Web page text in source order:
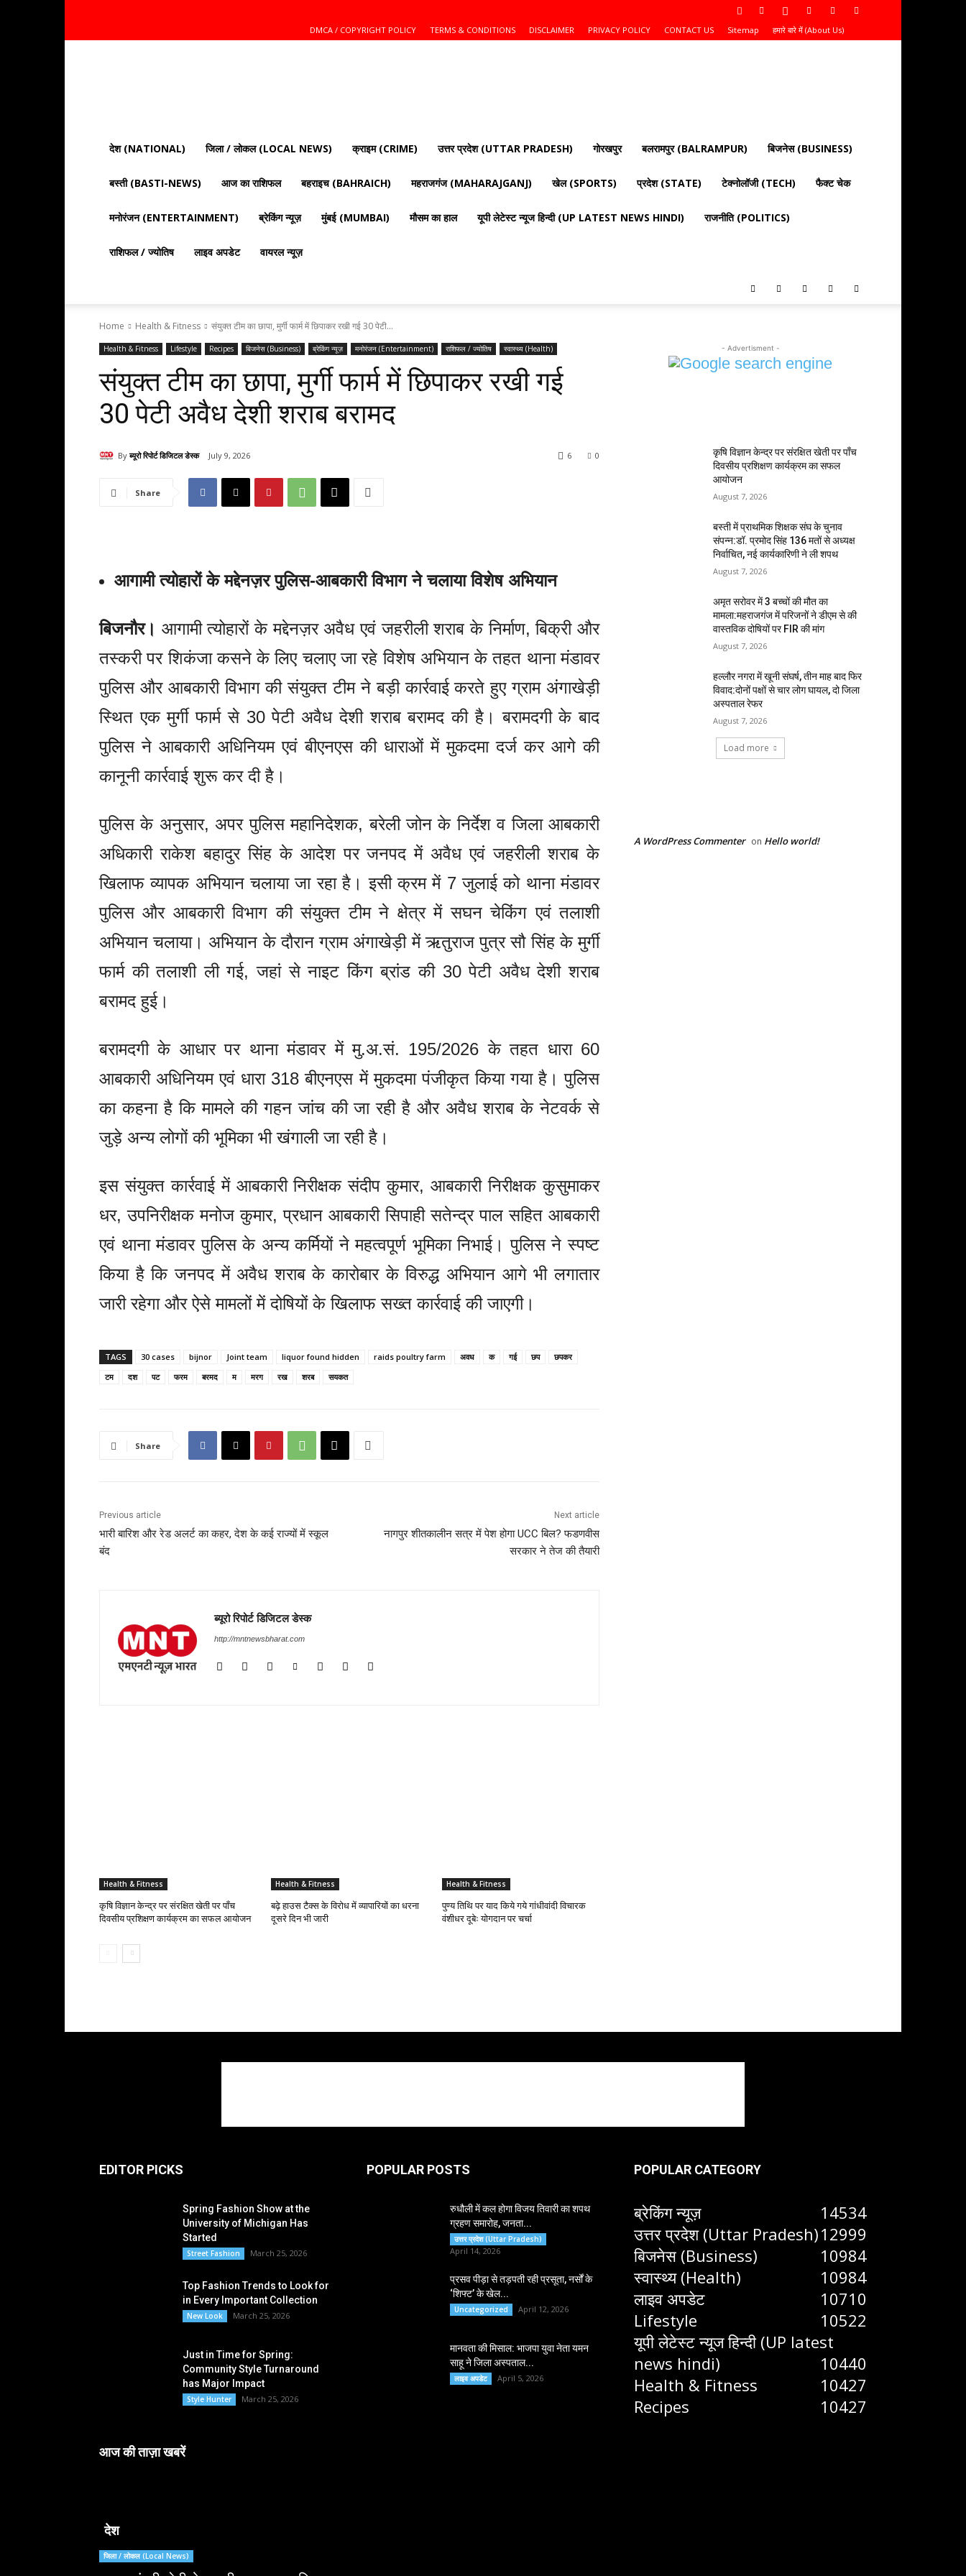
DMCA / COPYRIGHT POLICY TERMS & CONDITIONS DISCLAIMER PRIVACY POLICY CONTACT US Sitemap हमारे बारे में (About Us)
की
ताज़ा
राजनीति,
और
दुनिया
की
देश (NATIONAL) जिला / लोकल (LOCAL NEWS) क्राइम (CRIME) उत्तर प्रदेश (UTTAR PRADESH) गोरखपुर बलरामपुर (BALRAMPUR) बिजनेस (BUSINESS)
बस्ती (BASTI-NEWS) आज का राशिफल बहराइच (BAHRAICH) महराजगंज (MAHARAJGANJ) खेल (SPORTS) प्रदेश (STATE) टेक्नोलॉजी (TECH) फैक्ट चेक
मनोरंजन (ENTERTAINMENT) ब्रेकिंग न्यूज़ मुंबई (MUMBAI) मौसम का हाल यूपी लेटेस्ट न्यूज हिन्दी (UP LATEST NEWS HINDI) राजनीति (POLITICS)
राशिफल / ज्योतिष लाइव अपडेट वायरल न्यूज़
Home Health & Fitness संयुक्त टीम का छापा, मुर्गी फार्म में छिपाकर रखी गई 30 पेटी...
Health & Fitness Lifestyle Recipes बिजनेस (Business) ब्रेकिंग न्यूज़ मनोरंजन (Entertainment) राशिफल / ज्योतिष स्वास्थ्य (Health)
संयुक्त टीम का छापा, मुर्गी फार्म में छिपाकर रखी गई
30 पेटी अवैध देशी शराब बरामद
By ब्यूरो रिपोर्ट डिजिटल डेस्क July 9, 2026 0
6
Share
आगामी त्योहारों के मद्देनज़र पुलिस-आबकारी विभाग ने चलाया विशेष अभियान
बिजनौर। आगामी त्योहारों के मद्देनज़र अवैध एवं जहरीली शराब के निर्माण, बिक्री और
तस्करी पर शिकंजा कसने के लिए चलाए जा रहे विशेष अभियान के तहत थाना मंडावर
पुलिस और आबकारी विभाग की संयुक्त टीम ने बड़ी कार्रवाई करते हुए ग्राम अंगाखेड़ी
स्थित एक मुर्गी फार्म से 30 पेटी अवैध देशी शराब बरामद की है। बरामदगी के बाद
पुलिस ने आबकारी अधिनियम एवं बीएनएस की धाराओं में मुकदमा दर्ज कर आगे की
कानूनी कार्रवाई शुरू कर दी है।
पुलिस के अनुसार, अपर पुलिस महानिदेशक, बरेली जोन के निर्देश व जिला आबकारी
अधिकारी राकेश बहादुर सिंह के आदेश पर जनपद में अवैध एवं जहरीली शराब के
खिलाफ व्यापक अभियान चलाया जा रहा है। इसी क्रम में 7 जुलाई को थाना मंडावर
पुलिस और आबकारी विभाग की संयुक्त टीम ने क्षेत्र में सघन चेकिंग एवं तलाशी
अभियान चलाया। अभियान के दौरान ग्राम अंगाखेड़ी में ऋतुराज पुत्र सौ सिंह के मुर्गी
फार्म की तलाशी ली गई, जहां से नाइट किंग ब्रांड की 30 पेटी अवैध देशी शराब
बरामद हुई।
बरामदगी के आधार पर थाना मंडावर में मु.अ.सं. 195/2026 के तहत धारा 60
आबकारी अधिनियम एवं धारा 318 बीएनएस में मुकदमा पंजीकृत किया गया है। पुलिस
का कहना है कि मामले की गहन जांच की जा रही है और अवैध शराब के नेटवर्क से
जुड़े अन्य लोगों की भूमिका भी खंगाली जा रही है।
इस संयुक्त कार्रवाई में आबकारी निरीक्षक संदीप कुमार, आबकारी निरीक्षक कुसुमाकर
धर, उपनिरीक्षक मनोज कुमार, प्रधान आबकारी सिपाही सतेन्द्र पाल सहित आबकारी
एवं थाना मंडावर पुलिस के अन्य कर्मियों ने महत्वपूर्ण भूमिका निभाई। पुलिस ने स्पष्ट
किया है कि जनपद में अवैध शराब के कारोबार के विरुद्ध अभियान आगे भी लगातार
जारी रहेगा और ऐसे मामलों में दोषियों के खिलाफ सख्त कार्रवाई की जाएगी।
TAGS 30 cases bijnor Joint team liquor found hidden raids poultry farm अवध क गई छप
छपकर
टम
दश पट फरम बरमद म मरग रख शरब सयकत
Share
Previous article
भारी बारिश और रेड अलर्ट का कहर, देश के कई राज्यों में स्कूल
बंद
Next article
नागपुर शीतकालीन सत्र में पेश होगा UCC बिल? फडणवीस
सरकार ने तेज की तैयारी
ब्यूरो रिपोर्ट डिजिटल डेस्क
http://mntnewsbharat.com
Health & Fitness
कृषि विज्ञान केन्द्र पर संरक्षित खेती पर पाँच
दिवसीय प्रशिक्षण कार्यक्रम का सफल आयोजन
Health & Fitness
बढ़े हाउस टैक्स के विरोध में व्यापारियों का धरना
दूसरे दिन भी जारी
Health & Fitness
पुण्य तिथि पर याद किये गये गांधीवांदी विचारक
वंशीधर दूबेः योगदान पर चर्चा
- Advertisment -
कृषि विज्ञान केन्द्र पर संरक्षित खेती पर पाँच
दिवसीय प्रशिक्षण कार्यक्रम का सफल
आयोजन
August 7, 2026
बस्ती में प्राथमिक शिक्षक संघ के चुनाव
संपन्न:डॉ. प्रमोद सिंह 136 मतों से अध्यक्ष
निर्वाचित, नई कार्यकारिणी ने ली शपथ
August 7, 2026
अमृत सरोवर में 3 बच्चों की मौत का
मामला:महराजगंज में परिजनों ने डीएम से की
वास्तविक दोषियों पर FIR की मांग
August 7, 2026
हल्लौर नगरा में खूनी संघर्ष, तीन माह बाद फिर
विवाद:दोनों पक्षों से चार लोग घायल, दो जिला
अस्पताल रेफर
August 7, 2026
Load more
A WordPress Commenter on Hello world!
EDITOR PICKS
Spring Fashion Show at the
University of Michigan Has
Started
Street Fashion March 25, 2026
Top Fashion Trends to Look for
in Every Important Collection
New Look March 25, 2026
Just in Time for Spring:
Community Style Turnaround
has Major Impact
Style Hunter March 25, 2026
आज की ताज़ा खबरें
देश
जिला / लोकल (Local News)
POPULAR POSTS
रुधौली में कल होगा विजय तिवारी का शपथ
ग्रहण समारोह, जनता...
उत्तर प्रदेश (Uttar Pradesh)
April 14, 2026
प्रसव पीड़ा से तड़पती रही प्रसूता, नर्सों के
‘शिफ्ट’ के खेल...
Uncategorized April 12, 2026
मानवता की मिसाल: भाजपा युवा नेता यमन
साहू ने जिला अस्पताल...
लाइव अपडेट April 5, 2026
POPULAR CATEGORY
ब्रेकिंग न्यूज़
14534
उत्तर प्रदेश (Uttar Pradesh)12999
बिजनेस (Business)
10984
स्वास्थ्य (Health)
10984
लाइव अपडेट
10710
Lifestyle
10522
यूपी लेटेस्ट न्यूज हिन्दी (UP latest
news hindi)
10440
Health & Fitness
10427
Recipes
10427